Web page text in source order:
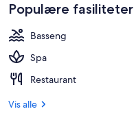
Populære fasiliteter
Basseng
Spa
Restaurant
Vis alle